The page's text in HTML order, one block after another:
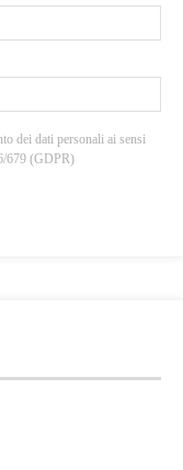
dei dati personali ai sensi
679 (GDPR)